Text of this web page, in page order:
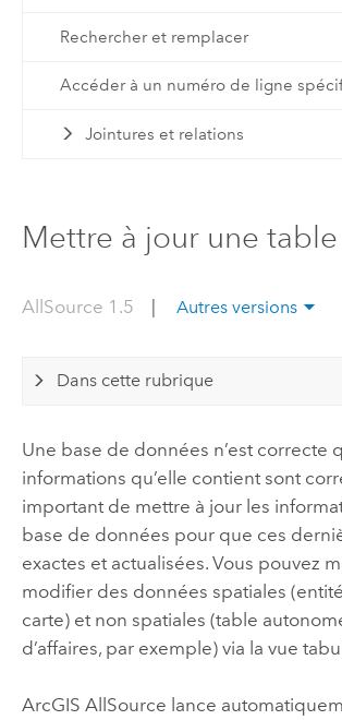
Rechercher et remplacer
Accéder à un numéro de ligne
Jointures et relations
Mettre à jour une
AllSource 1.5 Autres versions
Dans cette rubrique
Une base de données n’est correcte
informations qu’elle contient sont
important de mettre à jour les
base de données pour que ces
exactes et actualisées. Vous pouvez
modifier des données spatiales
carte) et non spatiales (table
d’affaires, par exemple) via la vue
ArcGIS AllSource lance